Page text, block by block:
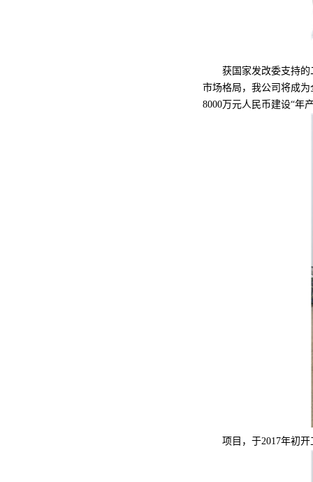
获国家发改委支持的二
市场格局，我公司将成
8000万元人民币建设“年
项目，于2017年初开